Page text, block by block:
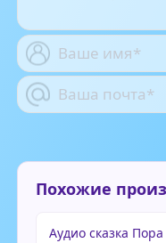
Похожие
Аудио сказка